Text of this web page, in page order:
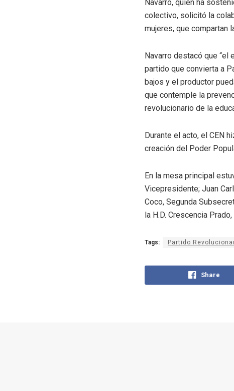
Navarro, quien ha
colectivo, solicitó la
mujeres, que compartan
Navarro destacó que
partido que convierta a
bajos y el productor
que contemple la
revolucionario de la
Durante el acto, el CEN
creación del Poder
En la mesa principal
Vicepresidente; Juan
Coco, Segunda
la H.D. Crescencia
Tags: Partido
Share